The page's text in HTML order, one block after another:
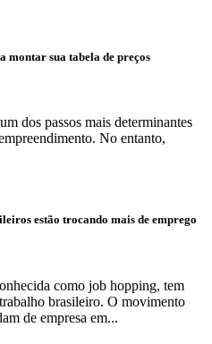
sua tabela de preços
dos passos mais determinantes
No entanto,
estão trocando mais de emprego
como job hopping, tem
brasileiro. O movimento
de empresa em...